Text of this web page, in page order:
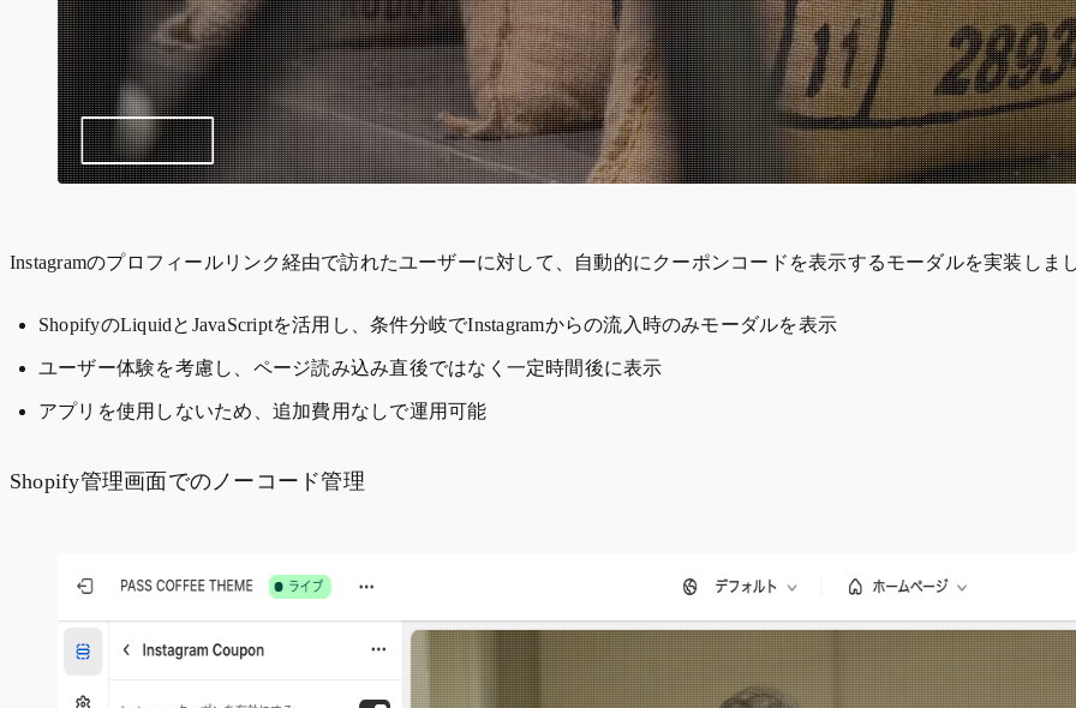
Instagramのプロフィールリンク経由で訪れたユーザーに対して、自動的にクーポンコードを表示するモーダルを実装しま
ShopifyのLiquidとJavaScriptを活用し、条件分岐でInstagramからの流入時のみモーダルを表示
ユーザー体験を考慮し、ページ読み込み直後ではなく一定時間後に表示
アプリを使用しないため、追加費用なしで運用可能
Shopify管理画面でのノーコード管理